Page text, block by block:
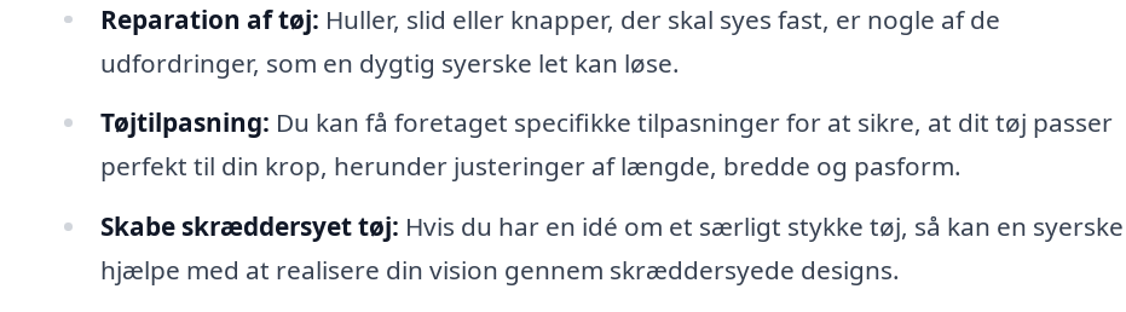
Reparation af tøj: Huller, slid eller knapper, der skal syes fast, er nogle af de
udfordringer, som en dygtig syerske let kan løse.
Tøjtilpasning: Du kan få foretaget specifikke tilpasninger for at sikre, at dit tøj passer
perfekt til din krop, herunder justeringer af længde, bredde og pasform.
Skabe skræddersyet tøj: Hvis du har en idé om et særligt stykke tøj, så kan en syerske
hjælpe med at realisere din vision gennem skræddersyede designs.